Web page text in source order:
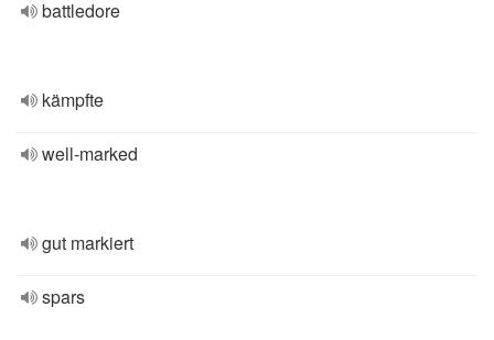
battledore
kämpfte
well-marked
gut markiert
spars